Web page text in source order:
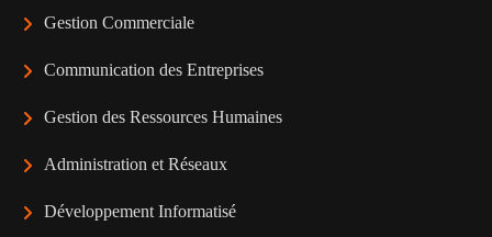
Gestion Commerciale
Communication des Entreprises
Gestion des Ressources Humaines
Administration et Réseaux
Développement Informatisé